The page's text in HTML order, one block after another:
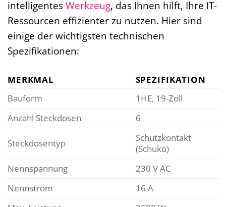
intelligentesWerkzeug, das Ihnen hilft, Ihre IT-
Ressourcen effizienter zu nutzen. Hier sind
einige der wichtigsten technischen
Spezifikationen:
MERKMAL
SPEZIFIKATION
Bauform
1HE, 19-Zoll
Anzahl Steckdosen
6
Steckdosentyp
Schutzkontakt
(Schuko)
Nennspannung
230 V AC
Nennstrom
16 A